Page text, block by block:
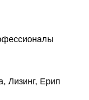
Лизинг, Ерип